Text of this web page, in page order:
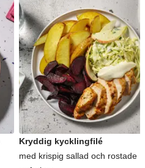
Kryddig kycklingfilé
med krispig sallad och rostade